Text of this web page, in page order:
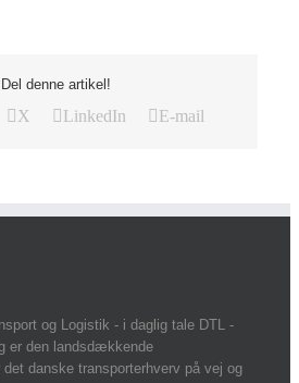
Del denne artikel!
X LinkedIn E-mail
og Logistik - i daglig tale DTL -
er den landsdækkende
det danske transporterhverv på vej og